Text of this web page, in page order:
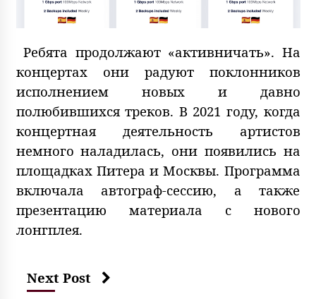
Ребята продолжают «активничать». На
концертах они радуют поклонников
исполнением новых и давно
полюбившихся треков. В 2021 году, когда
концертная деятельность артистов
немного наладилась, они появились на
площадках Питера и Москвы. Программа
включала автограф-сессию, а также
презентацию материала с нового
лонгплея.
Next Post